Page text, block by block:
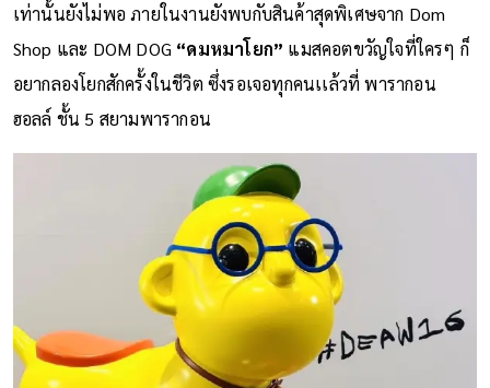
เท่านั้นยังไม่พอ ภายในงานยังพบกับสินค้าสุดพิเศษจาก Dom
Shop และ DOM DOG “ดมหมาโยก” แมสคอตขวัญใจที่ใครๆ ก็
อยากลองโยกสักครั้งในชีวิต ซึ่งรอเจอทุกคนเเล้วที่ พารากอน
ฮอลล์ ชั้น 5 สยามพารากอน